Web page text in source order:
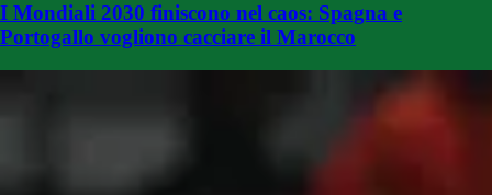
I Mondiali 2030 finiscono nel caos: Spagna e
Portogallo vogliono cacciare il Marocco